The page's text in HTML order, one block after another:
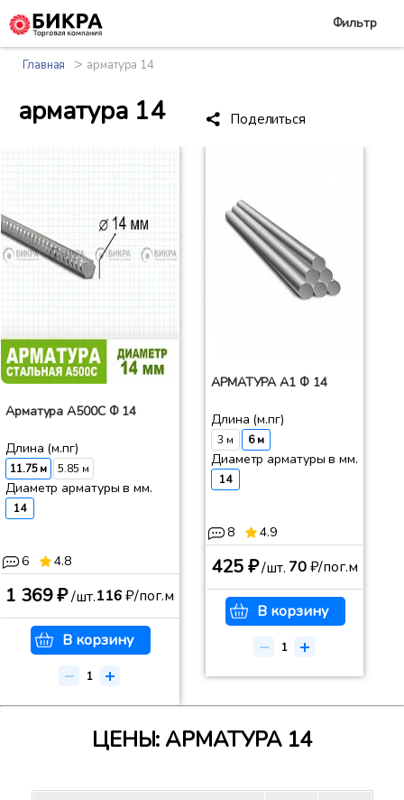
Главная > арматура 14
арматура 14 Поделиться
Фильтр
Арматура А500С Ф 14
Длина (м.пг)
11.75 м 5.85 м
Диаметр арматуры в мм.
14
6 4.8
1 369 ₽/шт.116₽/пог.м
В корзину
АРМАТУРА А1 Ф 14
Длина (м.пг)
3 м 6 м
Диаметр арматуры в мм.
14
8 4.9
425 ₽/шт. 70₽/пог.м
В корзину
ЦЕНЫ: АРМАТУРА 14